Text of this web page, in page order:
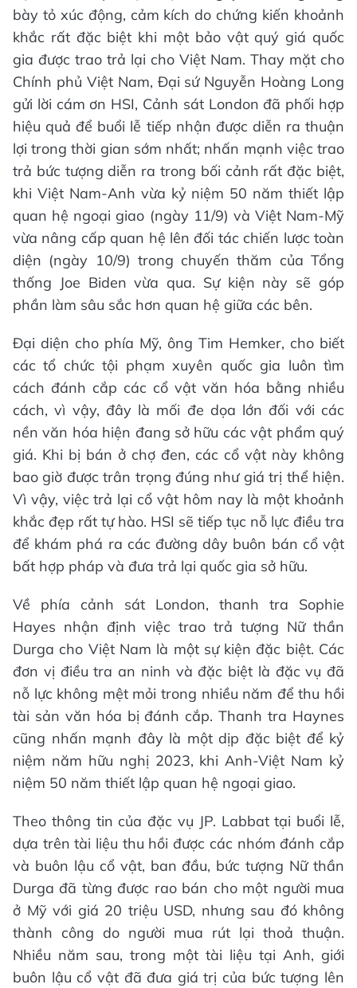
bày tỏ xúc động, cảm kích do chứng kiến khoảnh
khắc rất đặc biệt khi một bảo vật quý giá quốc
gia được trao trả lại cho Việt Nam. Thay mặt cho
Chính phủ Việt Nam, Đại sứ Nguyễn Hoàng Long
gửi lời cám ơn HSI, Cảnh sát London đã phối hợp
hiệu quả để buổi lễ tiếp nhận được diễn ra thuận
lợi trong thời gian sớm nhất; nhấn mạnh việc trao
trả bức tượng diễn ra trong bối cảnh rất đặc biệt,
khi Việt Nam-Anh vừa kỷ niệm 50 năm thiết lập
quan hệ ngoại giao (ngày 11/9) và Việt Nam-Mỹ
vừa nâng cấp quan hệ lên đối tác chiến lược toàn
diện (ngày 10/9) trong chuyến thăm của Tổng
thống Joe Biden vừa qua. Sự kiện này sẽ góp
phần làm sâu sắc hơn quan hệ giữa các bên.
Đại diện cho phía Mỹ, ông Tim Hemker, cho biết
các tổ chức tội phạm xuyên quốc gia luôn tìm
cách đánh cắp các cổ vật văn hóa bằng nhiều
cách, vì vậy, đây là mối đe dọa lớn đối với các
nền văn hóa hiện đang sở hữu các vật phẩm quý
giá. Khi bị bán ở chợ đen, các cổ vật này không
bao giờ được trân trọng đúng như giá trị thể hiện.
Vì vậy, việc trả lại cổ vật hôm nay là một khoảnh
khắc đẹp rất tự hào. HSI sẽ tiếp tục nỗ lực điều tra
để khám phá ra các đường dây buôn bán cổ vật
bất hợp pháp và đưa trả lại quốc gia sở hữu.
Về phía cảnh sát London, thanh tra Sophie
Hayes nhận định việc trao trả tượng Nữ thần
Durga cho Việt Nam là một sự kiện đặc biệt. Các
đơn vị điều tra an ninh và đặc biệt là đặc vụ đã
nỗ lực không mệt mỏi trong nhiều năm để thu hồi
tài sản văn hóa bị đánh cắp. Thanh tra Haynes
cũng nhấn mạnh đây là một dịp đặc biệt để kỷ
niệm năm hữu nghị 2023, khi Anh-Việt Nam kỷ
niệm 50 năm thiết lập quan hệ ngoại giao.
Theo thông tin của đặc vụ JP. Labbat tại buổi lễ,
dựa trên tài liệu thu hồi được các nhóm đánh cắp
và buôn lậu cổ vật, ban đầu, bức tượng Nữ thần
Durga đã từng được rao bán cho một người mua
ở Mỹ với giá 20 triệu USD, nhưng sau đó không
thành công do người mua rút lại thoả thuận.
Nhiều năm sau, trong một tài liệu tại Anh, giới
buôn lậu cổ vật đã đưa giá trị của bức tượng lên